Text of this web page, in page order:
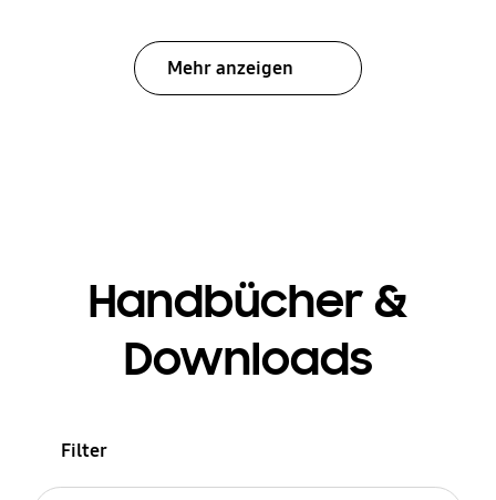
Mehr anzeigen
Handbücher &
Downloads
Filter